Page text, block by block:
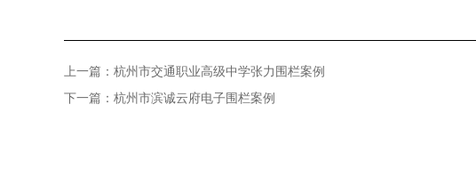
上一篇： 杭州市交通职业高级中学张力围栏案例
下一篇： 杭州市滨诚云府电子围栏案例